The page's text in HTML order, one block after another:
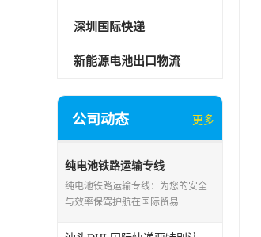
深圳国际快递
新能源电池出口物流
公司动态 更多
纯电池铁路运输专线
纯电池铁路运输专线：为您的安全
与效率保驾护航在国际贸易..